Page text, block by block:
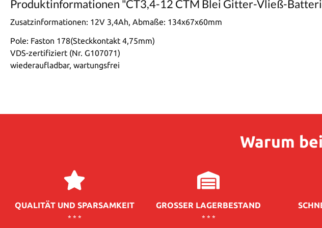
Produktinformationen "CT3,4-12 CTM Blei Gitter-Vließ-
Zusatzinformationen: 12V 3,4Ah, Abmaße: 134x67x60mm
Pole: Faston 178(Steckkontakt 4,75mm)
VDS-zertifiziert (Nr. G107071)
wiederaufladbar, wartungsfrei
Warum
QUALITÄT UND SPARSAMKEIT
* * *
GROSSER LAGERBESTAND
* * *